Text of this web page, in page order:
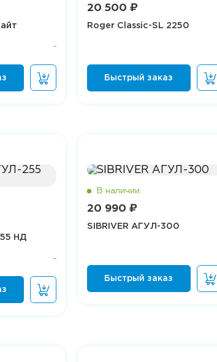
20 500 ₽
Roger Classic-SL 2250
НД
20 990 ₽
SIBRIVER АГУЛ-300